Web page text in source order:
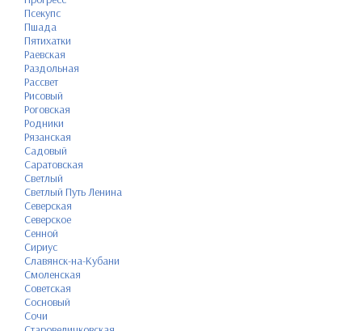
Псекупс
Пшада
Пятихатки
Раевская
Раздольная
Рассвет
Рисовый
Роговская
Родники
Рязанская
Садовый
Саратовская
Светлый
Светлый Путь Ленина
Северская
Северское
Сенной
Сириус
Славянск-на-Кубани
Смоленская
Советская
Сосновый
Сочи